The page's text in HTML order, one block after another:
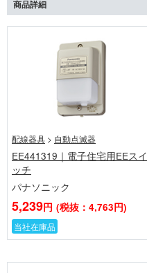
商品詳細
配線器具 > 自動点滅器
EE441319｜電子住宅用EEスイ
ッチ
パナソニック
5,239円 (税抜：4,763円)
当社在庫品